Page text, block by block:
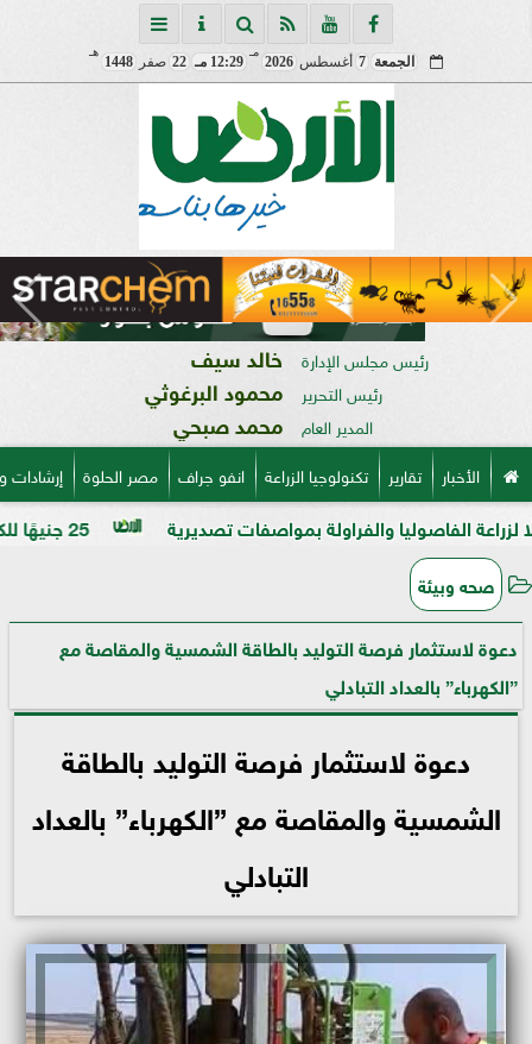
الجمعة 7 أغسطس 2026
مـ
12:29 مـ 22 صفر 1448
هـ
رئيس مجلس الإدارة خالد سيف
رئيس التحرير محمود البرغوثي
المدير العام محمد صبحي
الأخبار تقارير تكنولوجيا الزراعة انفو جراف مصر الحلوة
25 جنيهًا للكيلو.. الدولة توسع منافذ بيع السكر الحر وتخفض السعر للمواطنين والفراولة بمواصفات تصديرية
صحه وبيئة
دعوة لاستثمار فرصة التوليد بالطاقة الشمسية والمقاصة مع
”الكهرباء” بالعداد التبادلي
دعوة لاستثمار فرصة التوليد بالطاقة
الشمسية والمقاصة مع ”الكهرباء” بالعداد
التبادلي